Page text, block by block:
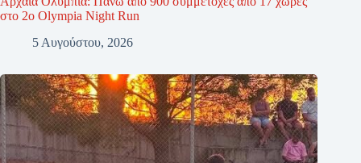
στο 2ο Olympia Night Run
5 Αυγούστου, 2026